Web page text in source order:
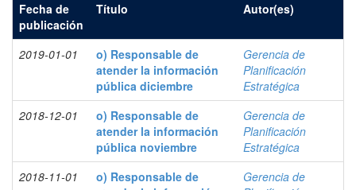
Fecha de
publicación
Título Autor(es)
2019-01-01
o) Responsable de
atender la información
pública diciembre
Gerencia de
Planificación
Estratégica
2018-12-01
o) Responsable de
atender la información
pública noviembre
Gerencia de
Planificación
Estratégica
2018-11-01
o) Responsable de
Gerencia de